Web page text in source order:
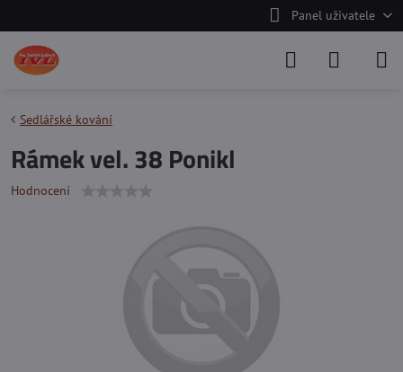
Panel uživatele
Sedlářské kování
Rámek vel. 38 Ponikl
Hodnocení